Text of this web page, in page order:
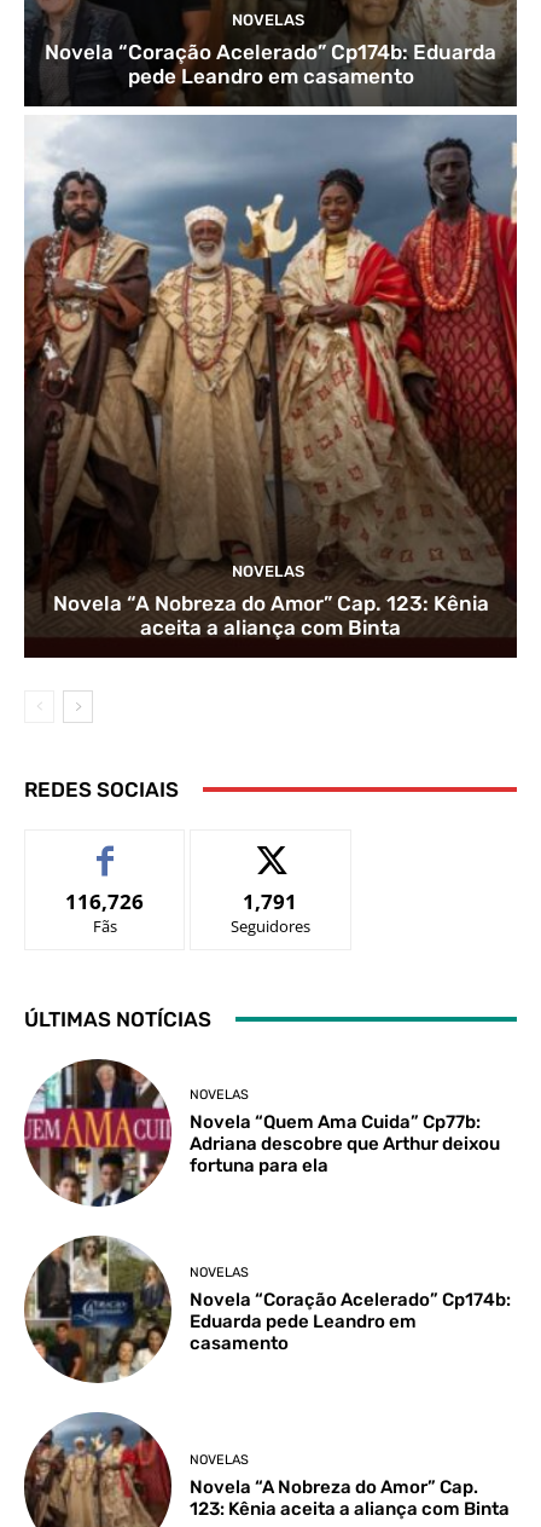
NOVELAS
Novela “Coração Acelerado” Cp174b: Eduarda
pede Leandro em casamento
NOVELAS
Novela “A Nobreza do Amor” Cap. 123: Kênia
aceita a aliança com Binta
REDES SOCIAIS
116,726
Fãs
1,791
Seguidores
ÚLTIMAS NOTÍCIAS
NOVELAS
Novela “Quem Ama Cuida” Cp77b:
Adriana descobre que Arthur deixou
fortuna para ela
NOVELAS
Novela “Coração Acelerado” Cp174b:
Eduarda pede Leandro em
casamento
NOVELAS
Novela “A Nobreza do Amor” Cap.
123: Kênia aceita a aliança com Binta